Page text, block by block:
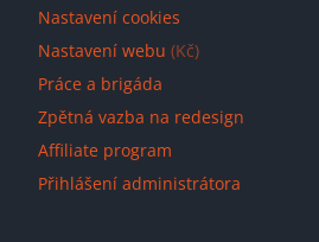
Nastavení cookies
Nastavení webu (Kč)
Práce a brigáda
Zpětná vazba na redesign
Affiliate program
Přihlášení administrátora